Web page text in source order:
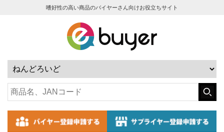
嗜好性の高い商品のバイヤーさん向けお役立ちサイト